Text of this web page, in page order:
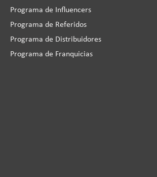
Programa de Influencers
Programa de Referidos
Programa de Distribuidores
Programa de Franquicias